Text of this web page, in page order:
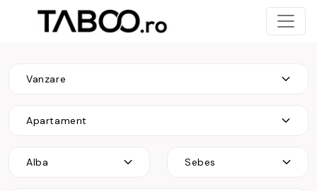
Vanzare
Apartament
Alba Sebes